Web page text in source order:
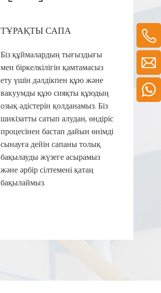
ТҰРАҚТЫ САПА
Біз құймалардың тығыздығы
мен біркелкілігін қамтамасыз
ету үшін дәлдікпен құю және
вакуумды құю сияқты құюдың
озық әдістерін қолданамыз. Біз
шикізатты сатып алудан, өндіріс
процесінен бастап дайын өнімді
сынауға дейін сапаны толық
бақылауды жүзеге асырамыз
және әрбір сілтемені қатаң
бақылаймыз.